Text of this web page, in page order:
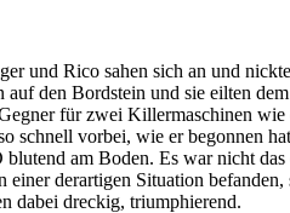
und Rico sahen sich an und
auf den Bordstein und sie eilten
für zwei Killermaschinen
schnell vorbei, wie er begonnen
am Boden. Es war nicht das
einer derartigen Situation befanden,
dabei dreckig, triumphierend.